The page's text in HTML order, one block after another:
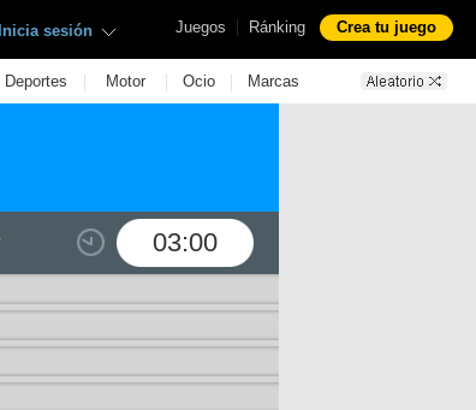
Juegos | Ránking Crea tu juego
Inicia sesión
Deportes | Motor | Ocio | Marcas
03:00